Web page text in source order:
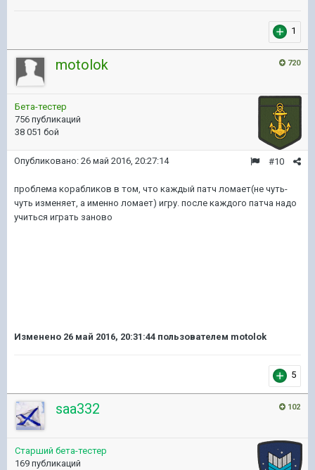
1
720
motolok
Бета-тестер
756 публикаций
38 051 бой
#10
Опубликовано: 26 май 2016, 20:27:14
проблема корабликов в том, что каждый патч ломает(не чуть-
чуть изменяет, а именно ломает) игру. после каждого патча надо
учиться играть заново
Изменено 26 май 2016, 20:31:44 пользователем motolok
5
102
saa332
Старший бета-тестер
169 публикаций